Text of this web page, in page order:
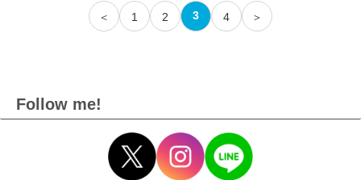
＜ 1 2 3 4 ＞
Follow me!